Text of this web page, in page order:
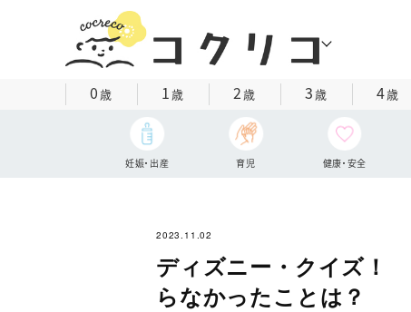
0歳 1歳 2歳 3歳 4歳
妊娠・出産 育児 健康・安全
2023.11.02
ディズニー・クイズ！
らなかったことは？